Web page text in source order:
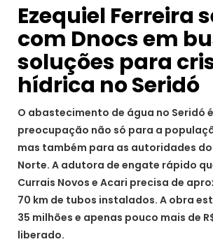
Ezequiel Ferreira
com Dnocs em
soluções para
hídrica no Seridó
O abastecimento de água no Seridó
preocupação não só para a
mas também para as autoridades do
Norte. A adutora de engate rápido
Currais Novos e Acari precisa de
70 km de tubos instalados. A obra
35 milhões e apenas pouco mais de
liberado.